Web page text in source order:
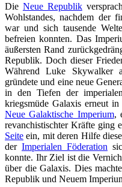
Die Neue Republik
Wohlstandes, nachdem der
war und sich tausende
befreien konnten. Das
äußersten Rand
Republik. Doch dieser
Während Luke Skywalker
gründete und eine neue
in den Tiefen der
kriegsmüde Galaxis erneut
Neue Galaktische Imperium,
revanchistischter Kräfte ging
Seite ein, mit deren Hilfe
der Imperialen Föderation
konnte. Ihr Ziel ist die
über die Galaxis. Dies
Republik und Neuem